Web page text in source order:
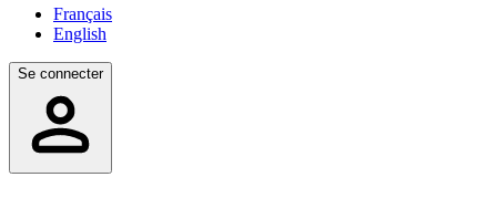
Français
English
Se connecter